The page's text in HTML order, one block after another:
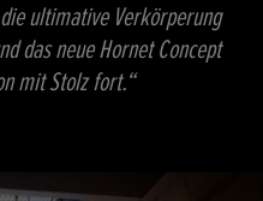
ultimative Verkörperung
das neue Hornet Concept
mit Stolz fort.“